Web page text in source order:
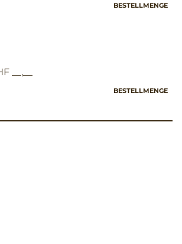
BESTELLMENGE
__,__
BESTELLMENGE